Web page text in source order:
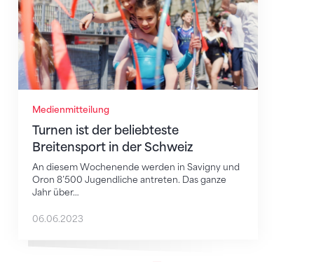
Medienmitteilung
Turnen ist der beliebteste
Breitensport in der Schweiz
An diesem Wochenende werden in Savigny und
Oron 8’500 Jugendliche antreten. Das ganze
Jahr über…
06.06.2023